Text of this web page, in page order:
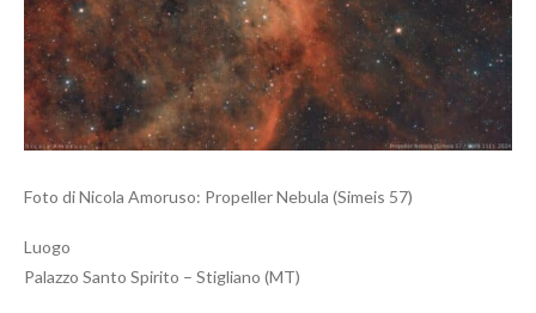
Foto di Nicola Amoruso: Propeller Nebula (Simeis 57)
Luogo
Palazzo Santo Spirito – Stigliano (MT)